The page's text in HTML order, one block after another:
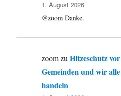
1. August 2026
@zoom Danke.
zoomzuHitzeschutz
Gemeinden und wir
handeln